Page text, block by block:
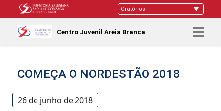
Centro Juvenil Areia Branca
COMEÇA O NORDESTÃO 2018
26 de junho de 2018